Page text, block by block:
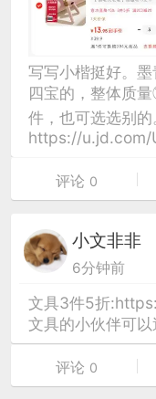
写写小楷挺好。
四宝的，整体质
件，也可选选别的
https://u.jd.com/
评论 0
小文非非
6分钟前
文具3件5折
文具的小伙伴可以
评论 0